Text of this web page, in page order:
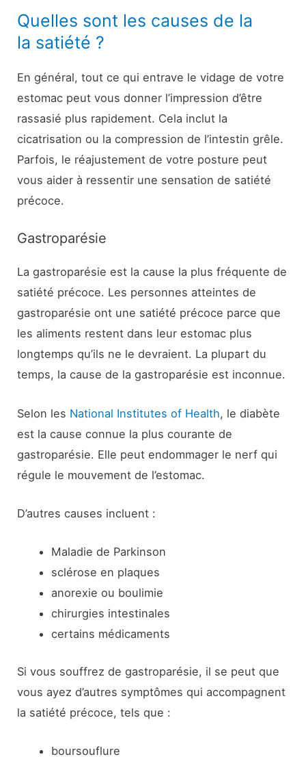
Quelles sont les causes de la
la satiété ?
En général, tout ce qui entrave le vidage de votre
estomac peut vous donner l’impression d’être
rassasié plus rapidement. Cela inclut la
cicatrisation ou la compression de l’intestin grêle.
Parfois, le réajustement de votre posture peut
vous aider à ressentir une sensation de satiété
précoce.
Gastroparésie
La gastroparésie est la cause la plus fréquente de
satiété précoce. Les personnes atteintes de
gastroparésie ont une satiété précoce parce que
les aliments restent dans leur estomac plus
longtemps qu’ils ne le devraient. La plupart du
temps, la cause de la gastroparésie est inconnue.
Selon les National Institutes of Health, le diabète
est la cause connue la plus courante de
gastroparésie. Elle peut endommager le nerf qui
régule le mouvement de l’estomac.
D’autres causes incluent :
Maladie de Parkinson
sclérose en plaques
anorexie ou boulimie
chirurgies intestinales
certains médicaments
Si vous souffrez de gastroparésie, il se peut que
vous ayez d’autres symptômes qui accompagnent
la satiété précoce, tels que :
boursouflure